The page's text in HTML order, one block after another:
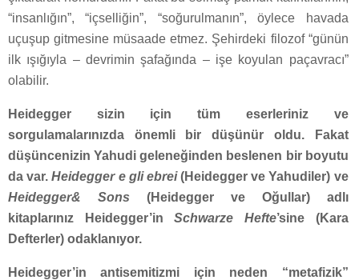
“insanlığın”, “içselliğin”, “soğurulmanın”, öylece havada
uçuşup gitmesine müsaade etmez. Şehirdeki filozof “günün
ilk ışığıyla – devrimin şafağında – işe koyulan paçavracı”
olabilir.
Heidegger sizin için tüm eserleriniz ve
sorgulamalarınızda önemli bir düşünür oldu. Fakat
düşüncenizin Yahudi geleneğinden beslenen bir boyutu
da var.Heidegger e gli ebrei(Heidegger ve Yahudiler) ve
Heidegger& Sons (Heidegger ve Oğullar) adlı
kitaplarınız Heidegger’inSchwarze Hefte’sine (Kara
Defterler) odaklanıyor.
Heidegger’in antisemitizmi için neden “metafizik”